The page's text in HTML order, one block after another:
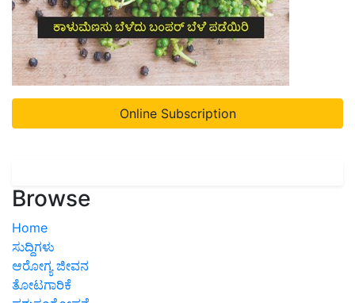
Online Subscription
Browse
Home
ಸುದ್ದಿಗಳು
ಆರೋಗ್ಯ ಜೀವನ
ತೋಟಗಾರಿಕೆ